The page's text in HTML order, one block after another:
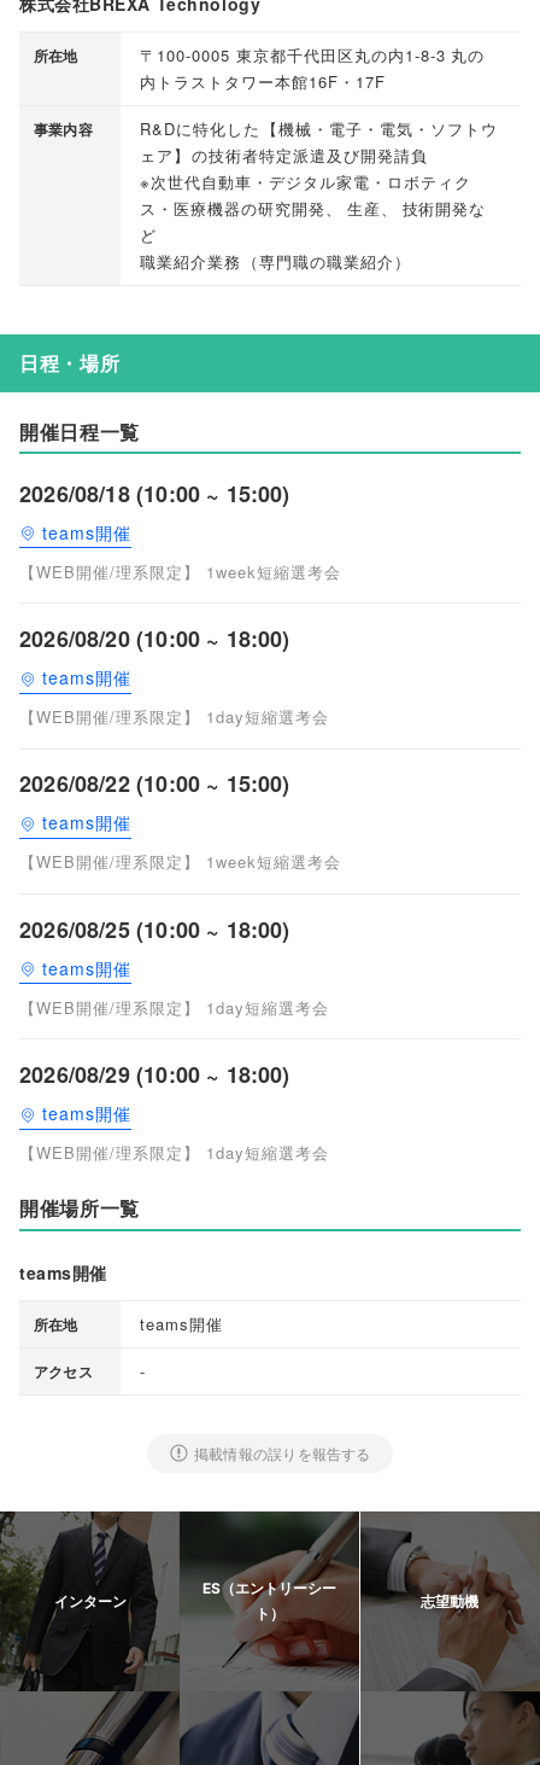
所在地
〒100-0005 東京都千代田区丸の内1-8-3 丸の
内トラストタワー本館16F・17F
事業内容 R&Dに特化した 【機械・電子・電気・ソフトウ
ェア】 の技術者特定派遣及び開発請負
※次世代自動車・デジタル家電・ロボティク
ス・医療機器の研究開発、 生産、
技術開発な
ど
職業紹介業務 （専門職の職業紹介）
日程・場所
開催日程一覧
2026/08/18 (10:00 ~ 15:00)
teams開催
【WEB開催/理系限定】 1week短縮選考会
2026/08/20 (10:00 ~ 18:00)
teams開催
【WEB開催/理系限定】 1day短縮選考会
2026/08/22 (10:00 ~ 15:00)
teams開催
【WEB開催/理系限定】 1week短縮選考会
2026/08/25 (10:00 ~ 18:00)
teams開催
【WEB開催/理系限定】 1day短縮選考会
2026/08/29 (10:00 ~ 18:00)
teams開催
【WEB開催/理系限定】 1day短縮選考会
開催場所一覧
teams開催
所在地 teams開催
アクセス -
掲載情報の誤りを報告する
インターン
ES（エントリーシー
ト）
志望動機